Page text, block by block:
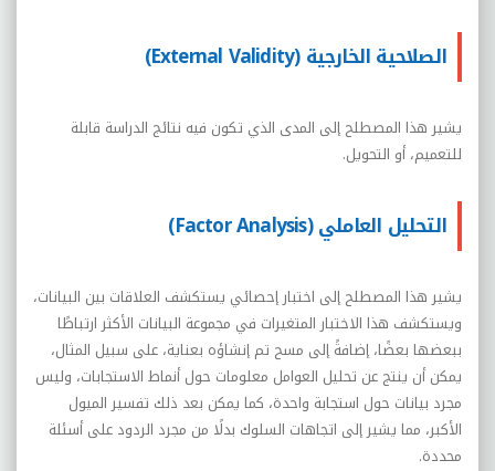
الصلاحية الخارجية (External Validity)
يشير هذا المصطلح إلى المدى الذي تكون فيه نتائج الدراسة قابلة
للتعميم، أو التحويل.
التحليل العاملي (Factor Analysis)
يشير هذا المصطلح إلى اختبار إحصائي يستكشف العلاقات بين البيانات،
ويستكشف هذا الاختبار المتغيرات في مجموعة البيانات الأكثر ارتباطًا
ببعضها بعضًا، إضافةً إلى مسح تم إنشاؤه بعناية، على سبيل المثال،
يمكن أن ينتج عن تحليل العوامل معلومات حول أنماط الاستجابات، وليس
مجرد بيانات حول استجابة واحدة، كما يمكن بعد ذلك تفسير الميول
الأكبر، مما يشير إلى اتجاهات السلوك بدلًا من مجرد الردود على أسئلة
محددة.